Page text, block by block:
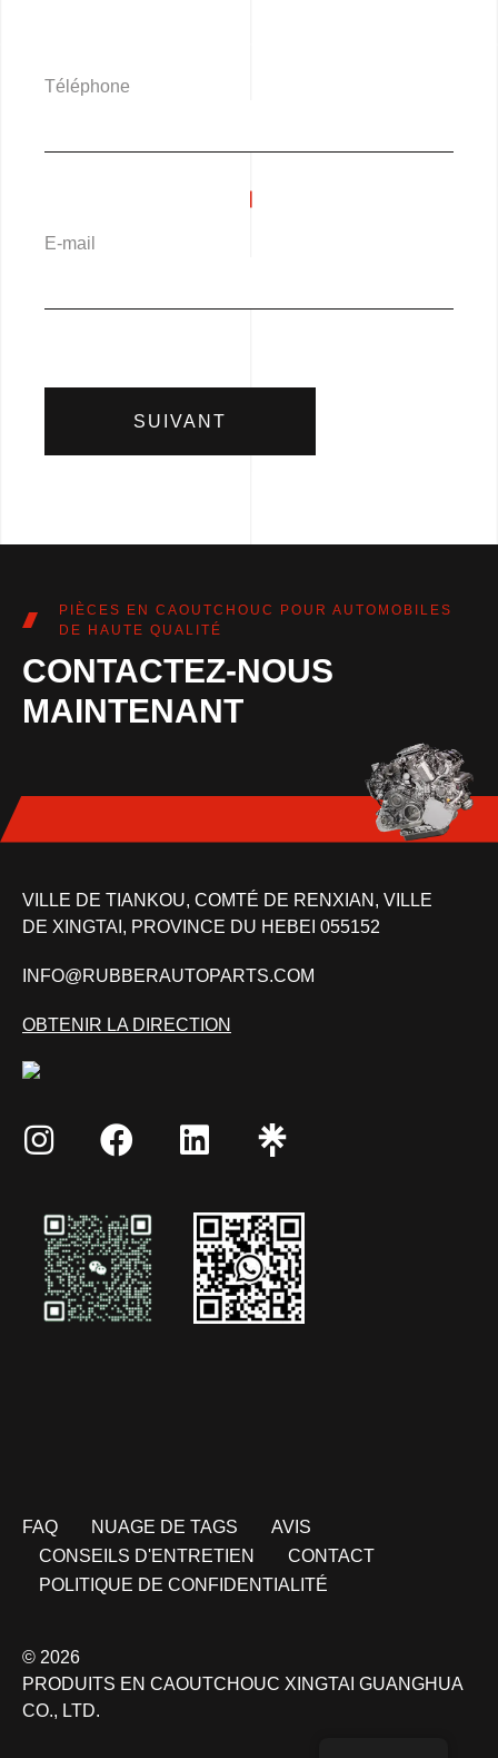
Téléphone
E-mail
SUIVANT
PIÈCES EN CAOUTCHOUC POUR AUTOMOBILES
DE HAUTE QUALITÉ
CONTACTEZ-NOUS
MAINTENANT
VILLE DE TIANKOU, COMTÉ DE RENXIAN, VILLE
DE XINGTAI, PROVINCE DU HEBEI 055152
INFO@RUBBERAUTOPARTS.COM
OBTENIR LA DIRECTION
FAQ NUAGE DE TAGS
AVIS
CONSEILS D'ENTRETIEN
CONTACT
POLITIQUE DE CONFIDENTIALITÉ
© 2026
PRODUITS EN CAOUTCHOUC XINGTAI GUANGHUA
CO., LTD.